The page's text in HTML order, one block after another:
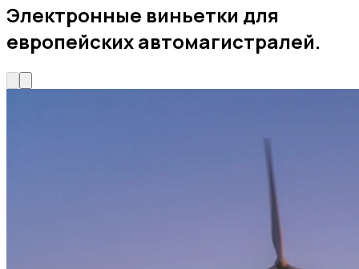
Электронные виньетки для
европейских автомагистралей.